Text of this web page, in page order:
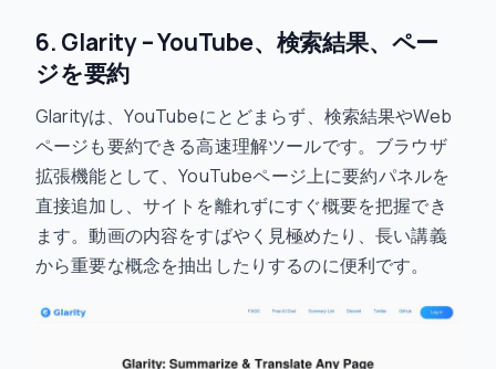
6. Glarity – YouTube、検索結果、ペー
ジを要約
Glarityは、YouTubeにとどまらず、検索結果やWeb
ページも要約できる高速理解ツールです。ブラウザ
拡張機能として、YouTubeページ上に要約パネルを
直接追加し、サイトを離れずにすぐ概要を把握でき
ます。動画の内容をすばやく見極めたり、長い講義
から重要な概念を抽出したりするのに便利です。